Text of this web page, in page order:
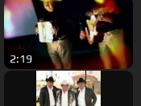
2:19